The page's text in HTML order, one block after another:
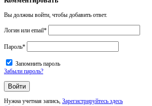
Вы должны войти, чтобы добавить ответ.
Логин или email*
Пароль*
Запомнить пароль
Забыли пароль?
Нужна учетная запись, Зарегистрируйтесь здесь